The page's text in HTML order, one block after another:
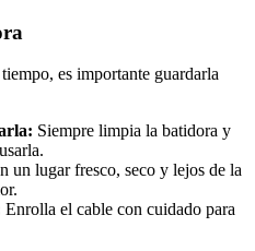
es importante guardarla
Siempre limpia la batidora y
un lugar fresco, seco y lejos de la
Enrolla el cable con cuidado para